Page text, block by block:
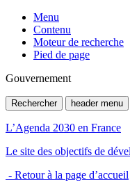
Menu
Contenu
Moteur de recherche
Pied de page
Gouvernement
Rechercher header menu
L’Agenda 2030 en France
Le site des objectifs de
- Retour à la page d’accueil